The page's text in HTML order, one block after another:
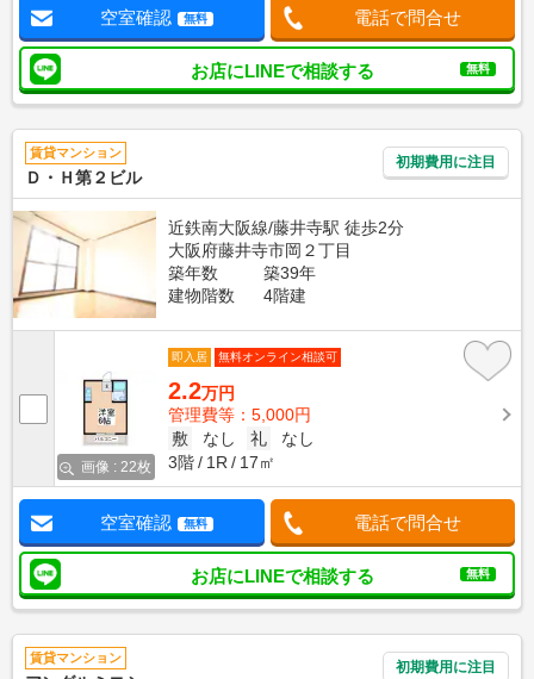
空室確認 無料 電話で問合せ
お店にLINEで相談する 無料
賃貸マンション
Ｄ・Ｈ第２ビル
初期費用に注目
近鉄南大阪線/藤井寺駅 徒歩2分
大阪府藤井寺市岡２丁目
築年数
築39年
建物階数
4階建
画像 : 22枚
即入居 無料オンライン相談可
2.2万円
管理費等：5,000円
敷
なし 礼
なし
3階
1R 17㎡
空室確認 無料 電話で問合せ
お店にLINEで相談する 無料
賃貸マンション
初期費用に注目